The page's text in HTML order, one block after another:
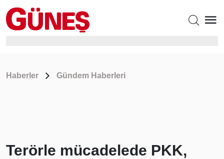
Haberler Gündem Haberleri
Terörle mücadelede PKK,